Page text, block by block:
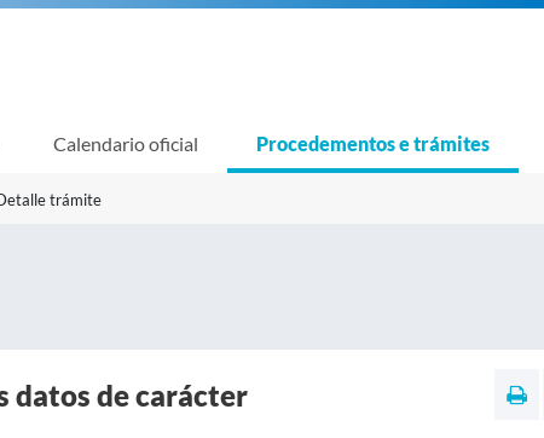
Calendario oficial Procedementos e trámites
trámite
datos de carácter